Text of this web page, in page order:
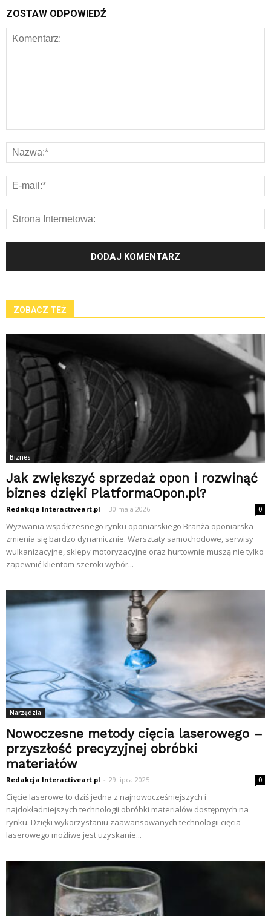
ZOSTAW ODPOWIEDŹ
ZOBACZ TEŻ
Biznes
Jak zwiększyć sprzedaż opon i rozwinąć
biznes dzięki PlatformaOpon.pl?
Redakcja Interactiveart.pl - 30 maja 2026 0
Wyzwania współczesnego rynku oponiarskiego Branża oponiarska
zmienia się bardzo dynamicznie. Warsztaty samochodowe, serwisy
wulkanizacyjne, sklepy motoryzacyjne oraz hurtownie muszą nie tylko
zapewnić klientom szeroki wybór...
Narzędzia
Nowoczesne metody cięcia laserowego –
przyszłość precyzyjnej obróbki
materiałów
Redakcja Interactiveart.pl - 29 lipca 2025 0
Cięcie laserowe to dziś jedna z najnowocześniejszych i
najdokładniejszych technologii obróbki materiałów dostępnych na
rynku. Dzięki wykorzystaniu zaawansowanych technologii cięcia
laserowego możliwe jest uzyskanie...